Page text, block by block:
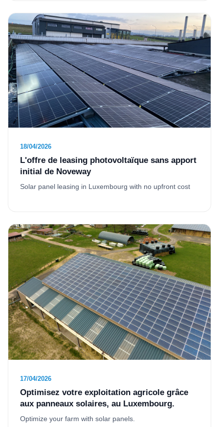
18/04/2026
L'offre de leasing photovoltaïque sans apport
initial de Noveway
Solar panel leasing in Luxembourg with no upfront cost
17/04/2026
Optimisez votre exploitation agricole grâce
aux panneaux solaires, au Luxembourg.
Optimize your farm with solar panels.